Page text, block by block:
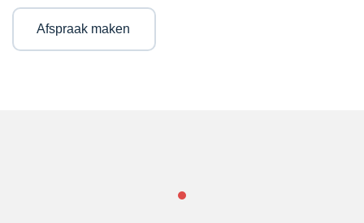
Afspraak maken